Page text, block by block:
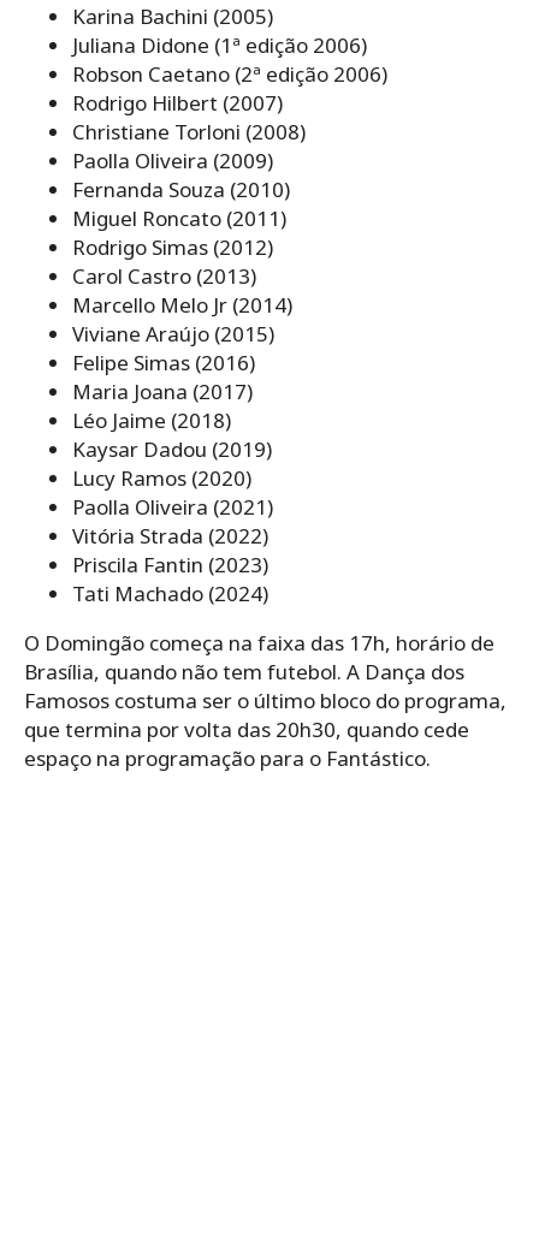
Karina Bachini (2005)
Juliana Didone (1ª edição 2006)
Robson Caetano (2ª edição 2006)
Rodrigo Hilbert (2007)
Christiane Torloni (2008)
Paolla Oliveira (2009)
Fernanda Souza (2010)
Miguel Roncato (2011)
Rodrigo Simas (2012)
Carol Castro (2013)
Marcello Melo Jr (2014)
Viviane Araújo (2015)
Felipe Simas (2016)
Maria Joana (2017)
Léo Jaime (2018)
Kaysar Dadou (2019)
Lucy Ramos (2020)
Paolla Oliveira (2021)
Vitória Strada (2022)
Priscila Fantin (2023)
Tati Machado (2024)
O Domingão começa na faixa das 17h, horário de
Brasília, quando não tem futebol. A Dança dos
Famosos costuma ser o último bloco do programa,
que termina por volta das 20h30, quando cede
espaço na programação para o Fantástico.